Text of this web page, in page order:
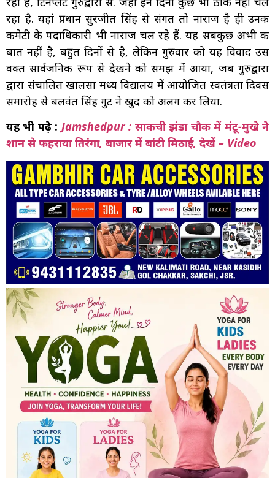
रहा है. यहां प्रधान सुरजीत सिंह से संगत तो नाराज है ही उनकी
कमेटी के पदाधिकारी भी नाराज चल रहे हैं. यह सबकुछ अभी की
बात नहीं है, बहुत दिनों से है, लेकिन गुरुवार को यह विवाद उस
वक्त सार्वजनिक रूप से देखने को समझ में आया, जब गुरुद्वारा
द्वारा संचालित खालसा मध्य विद्यालय में आयोजित स्वतंत्रता दिवस
समारोह से बलवंत सिंह गुट ने खुद को अलग कर लिया.
यह भी पढ़े : Jamshedpur : साकची झंडा चौक में मंटू-मुखे ने
शान से फहराया तिरंगा, बाजार में बांटी मिठाई, देखें – Video